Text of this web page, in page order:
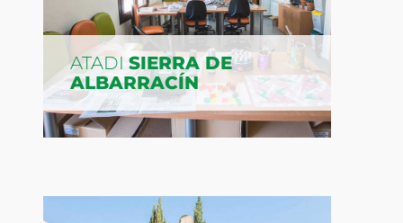
ATADISIERRA DE
ALBARRACÍN